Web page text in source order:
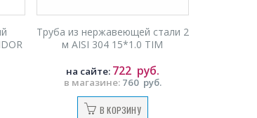
Труба из нержавеющей стали 2
м AISI 304 15*1.0 TIM
в магазине: 760 руб.
на сайте: 722 руб.
В КОРЗИНУ